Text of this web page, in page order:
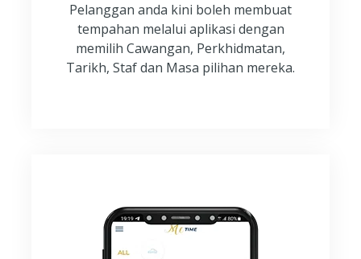
Pelanggan anda kini boleh membuat
tempahan melalui aplikasi dengan
memilih Cawangan, Perkhidmatan,
Tarikh, Staf dan Masa pilihan mereka.